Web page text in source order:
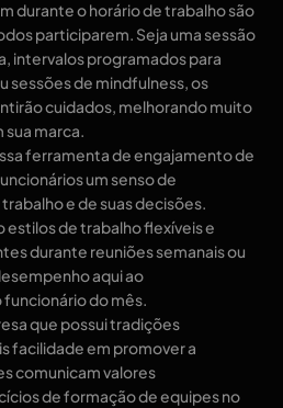
durante o horário de trabalho são
participarem. Seja uma sessão
intervalos programados para
sessões de mindfulness, os
cuidados, melhorando muito
marca.
ferramenta de engajamento de
um senso de
e de suas decisões.
de trabalho flexíveis e
durante reuniões semanais ou
aqui ao
do mês.
que possui tradições
facilidade em promover a
comunicam valores
de formação de equipes no